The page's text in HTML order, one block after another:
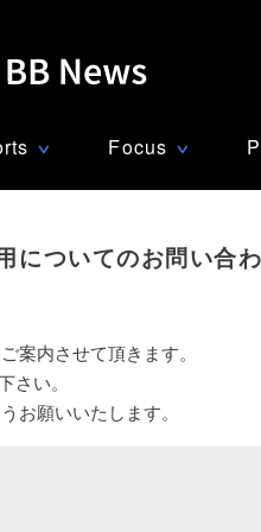
∨ Focus ∨
についてのお問い合
案内させて頂きます。
さい。
お願いいたします。